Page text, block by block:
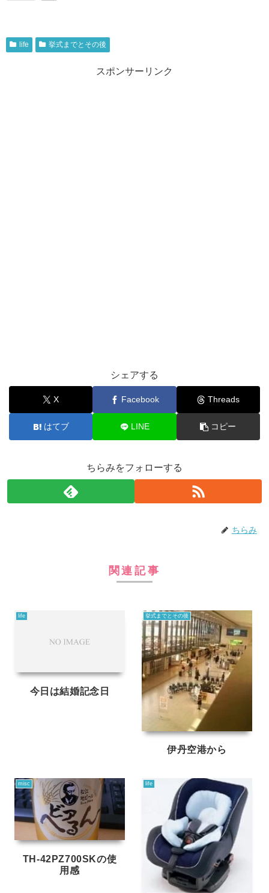
life 挙式までとその後
スポンサーリンク
シェアする
X Facebook Threads
はてブ LINE コピー
ちらみをフォローする
ちらみ
関連記事
life
今日は結婚記念日
挙式までとその後
伊丹空港から
misc
TH-42PZ700SKの使
用感
life